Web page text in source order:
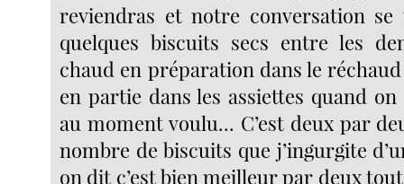
reviendras et notre conversation se
quelques biscuits secs entre les
chaud en préparation dans le
en partie dans les assiettes quand
au moment voulu... C’est deux par
nombre de biscuits que j’ingurgite
on dit c’est bien meilleur par deux tout